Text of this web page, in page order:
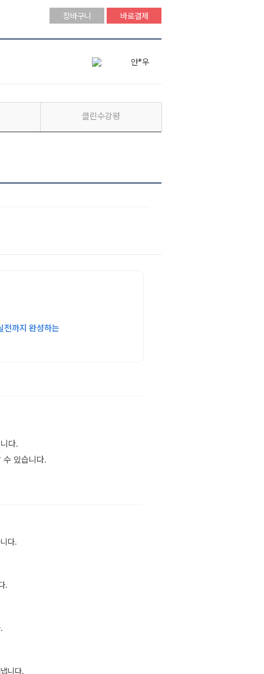
장바구니 바로결제
유*겸
클린수강평
전까지 완성하는
다.
수 있습니다.
다.
.
니다.